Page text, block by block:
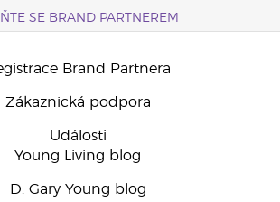
SE BRAND PARTNEREM
Brand Partnera
Zákaznická podpora
Události
Young Living blog
D. Gary Young blog